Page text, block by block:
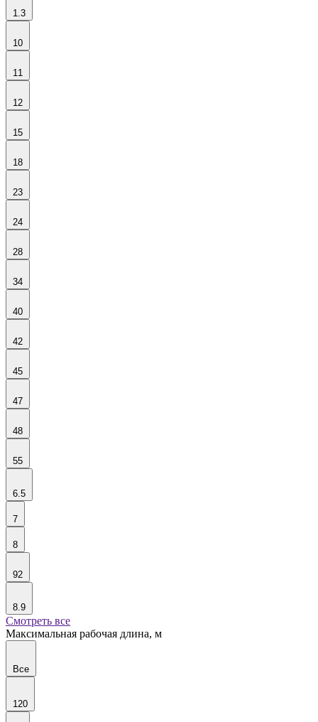
1.3
10
11
12
15
18
23
24
28
34
40
42
45
47
48
55
6.5
7
8
92
8.9
Смотреть все
Максимальная рабочая длина, м
Все
120